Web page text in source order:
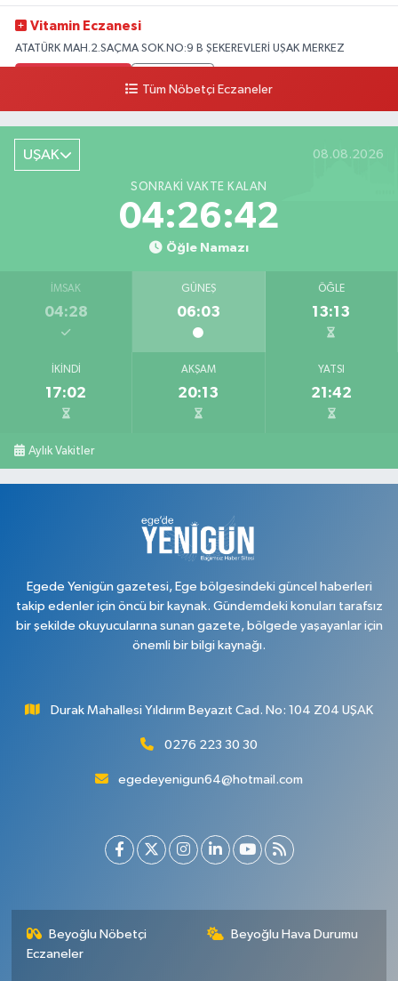
Vitamin Eczanesi
ATATÜRK MAH.2.SAÇMA SOK.NO:9 B ŞEKEREVLERİ UŞAK MERKEZ
Tüm Nöbetçi Eczaneler
UŞAK 08.08.2026
SONRAKI VAKTE KALAN
04:26:41
Öğle Namazı
İMSAK
04:28
GÜNEŞ
06:03
ÖĞLE
13:13
İKINDI
17:02
AKŞAM
20:13
YATSI
21:42
Aylık Vakitler
Egede Yenigün gazetesi, Ege bölgesindeki güncel haberleri
takip edenler için öncü bir kaynak. Gündemdeki konuları tarafsız
bir şekilde okuyucularına sunan gazete, bölgede yaşayanlar için
önemli bir bilgi kaynağı.
Durak Mahallesi Yıldırım Beyazıt Cad. No: 104 Z04 UŞAK
0276 223 30 30
egedeyenigun64@hotmail.com
Beyoğlu Nöbetçi
Eczaneler
Beyoğlu Hava Durumu